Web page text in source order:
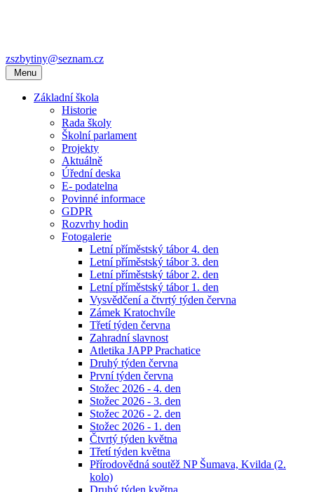
zszbytiny@seznam.cz
Menu
Základní škola
Historie
Rada školy
Školní parlament
Projekty
Aktuálně
Úřední deska
E- podatelna
Povinné informace
GDPR
Rozvrhy hodin
Fotogalerie
Letní příměstský tábor 4. den
Letní příměstský tábor 3. den
Letní příměstský tábor 2. den
Letní příměstský tábor 1. den
Vysvědčení a čtvrtý týden června
Zámek Kratochvíle
Třetí týden června
Zahradní slavnost
Atletika JAPP Prachatice
Druhý týden června
První týden června
Stožec 2026 - 4. den
Stožec 2026 - 3. den
Stožec 2026 - 2. den
Stožec 2026 - 1. den
Čtvrtý týden května
Třetí týden května
Přírodovědná soutěž NP Šumava, Kvilda (2.
kolo)
Druhý týden května